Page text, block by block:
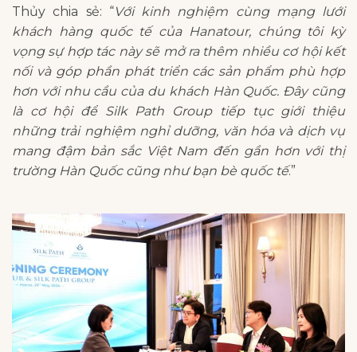
Thủy chia sẻ: “Với kinh nghiệm cùng mạng lưới
khách hàng quốc tế của Hanatour, chúng tôi kỳ
vọng sự hợp tác này sẽ mở ra thêm nhiều cơ hội kết
nối và góp phần phát triển các sản phẩm phù hợp
hơn với nhu cầu của du khách Hàn Quốc. Đây cũng
là cơ hội để Silk Path Group tiếp tục giới thiệu
những trải nghiệm nghỉ dưỡng, văn hóa và dịch vụ
mang đậm bản sắc Việt Nam đến gần hơn với thị
trường Hàn Quốc cũng như bạn bè quốc tế.”